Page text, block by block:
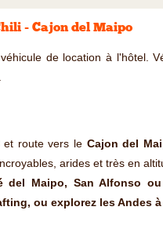
- Cajon del Maipo
de location à l'hôtel.
et route vers le Cajon del
arides et très en
del Maipo, San Alfonso
ou explorez les Andes